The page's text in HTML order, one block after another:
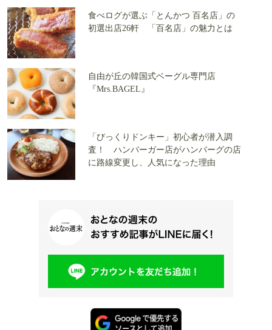
食べログが選ぶ「とんかつ 百名店」の
初選出店26軒 「百名店」の魅力とは
自由が丘の韓国式ベーグル専門店
『Mrs.BAGEL』
「びっくりドンキー」初心者が潜入調
査！ ハンバーガー店がハンバーグの店
に路線変更し、人気になった理由